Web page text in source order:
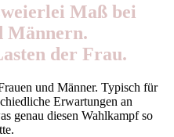
Maß bei
Männern.
der Frau.
und Männer. Typisch für
Erwartungen an
genau diesen Wahlkampf so